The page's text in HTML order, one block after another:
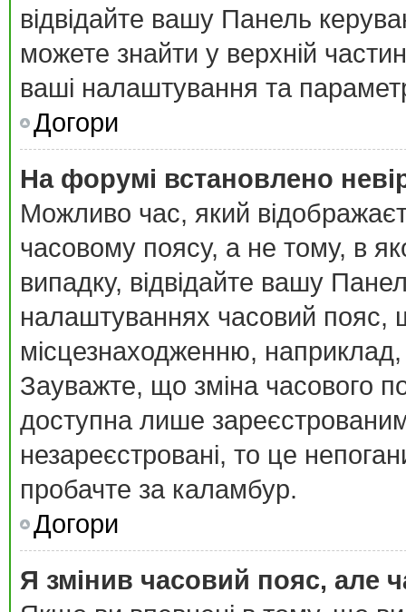
відвідайте вашу Панель
можете знайти у верхній
ваші налаштування та
Догори
На форумі встановлено
Можливо час, який
часовому поясу, а не тому, в
випадку, відвідайте вашу
налаштуваннях часовий пояс,
місцезнаходженню,
Зауважте, що зміна часового
доступна лише
незареєстровані, то це
пробачте за каламбур.
Догори
Я змінив часовий пояс, але